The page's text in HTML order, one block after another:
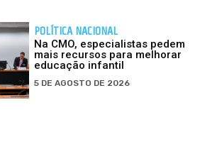
POLÍTICA NACIONAL
Na CMO, especialistas pedem
mais recursos para melhorar
educação infantil
5 DE AGOSTO DE 2026